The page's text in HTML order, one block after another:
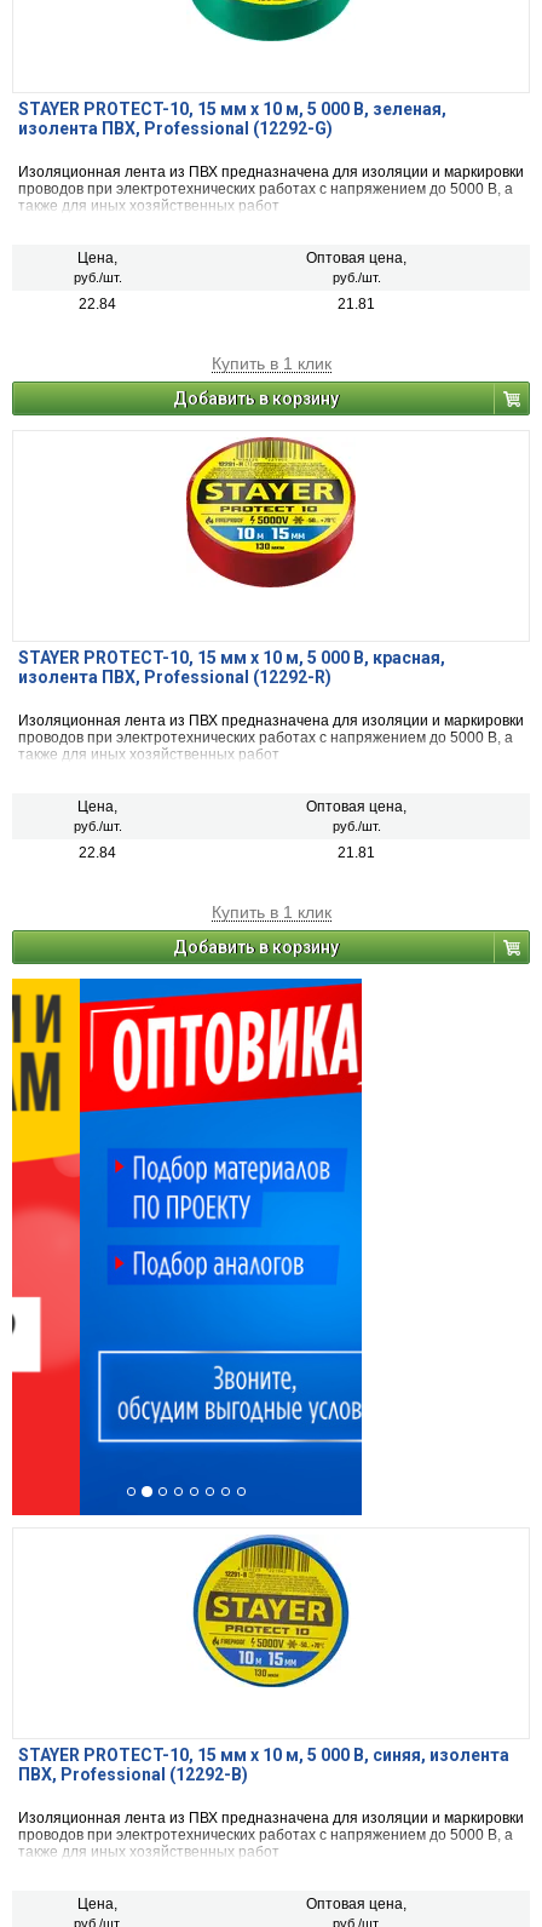
STAYER PROTECT-10, 15 мм х 10 м, 5 000 В, зеленая,
изолента ПВХ, Professional (12292-G)
Изоляционная лента из ПВХ предназначена для изоляции и маркировки
проводов при электротехнических работах с напряжением до 5000 В, а
также для иных хозяйственных работ
Цена,
руб./шт.
Оптовая цена,
руб./шт.
22.84 21.81
Купить в 1 клик
Добавить в корзину
STAYER PROTECT-10, 15 мм х 10 м, 5 000 В, красная,
изолента ПВХ, Professional (12292-R)
Изоляционная лента из ПВХ предназначена для изоляции и маркировки
проводов при электротехнических работах с напряжением до 5000 В, а
также для иных хозяйственных работ
Цена,
руб./шт.
Оптовая цена,
руб./шт.
22.84 21.81
Купить в 1 клик
Добавить в корзину
STAYER PROTECT-10, 15 мм х 10 м, 5 000 В, синяя, изолента
ПВХ, Professional (12292-B)
Изоляционная лента из ПВХ предназначена для изоляции и маркировки
проводов при электротехнических работах с напряжением до 5000 В, а
также для иных хозяйственных работ
Цена,
руб./шт.
Оптовая цена,
руб./шт.